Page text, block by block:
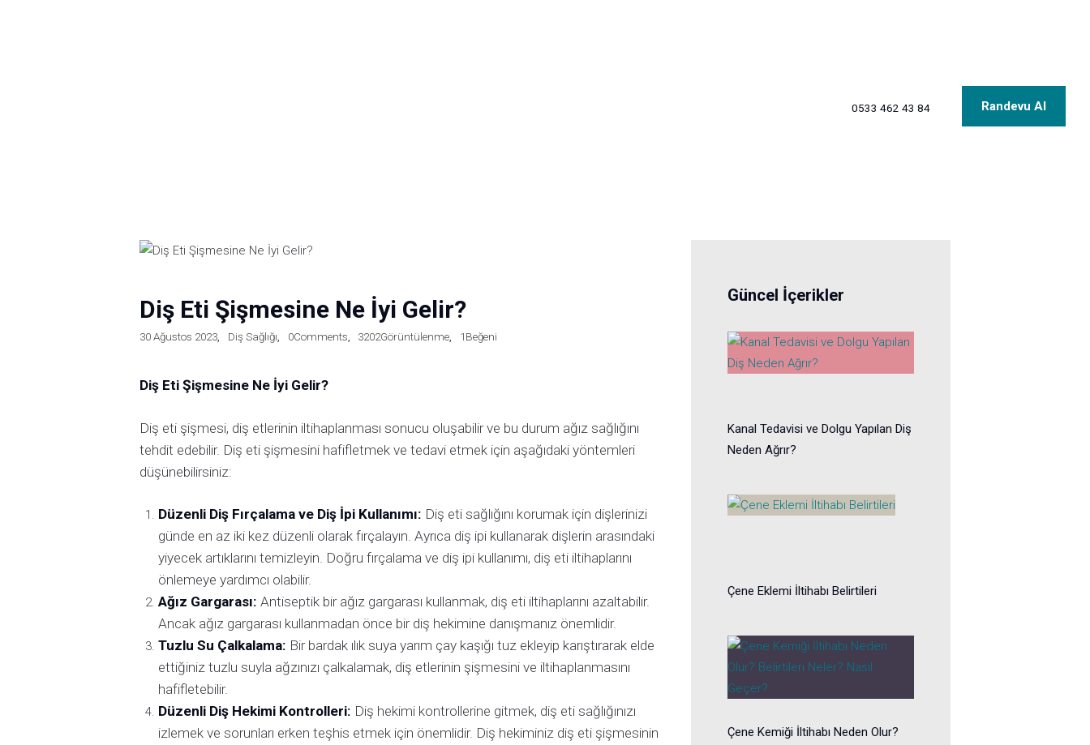
0533 462 43 84 Randevu Al
Basın
Diş Eti Şişmesine Ne İyi Gelir?
30 Ağustos 2023 Diş Sağlığı 0Comments 3202Görüntülenme 1Beğeni
Diş Eti Şişmesine Ne İyi Gelir?
Diş eti şişmesi, diş etlerinin iltihaplanması sonucu oluşabilir ve bu durum ağız sağlığını
tehdit edebilir. Diş eti şişmesini hafifletmek ve tedavi etmek için aşağıdaki yöntemleri
düşünebilirsiniz:
Düzenli Diş Fırçalama ve Diş İpi Kullanımı: Diş eti sağlığını korumak için dişlerinizi
günde en az iki kez düzenli olarak fırçalayın. Ayrıca diş ipi kullanarak dişlerin arasındaki
yiyecek artıklarını temizleyin. Doğru fırçalama ve diş ipi kullanımı, diş eti iltihaplarını
önlemeye yardımcı olabilir.
Ağız Gargarası: Antiseptik bir ağız gargarası kullanmak, diş eti iltihaplarını azaltabilir.
Ancak ağız gargarası kullanmadan önce bir diş hekimine danışmanız önemlidir.
Tuzlu Su Çalkalama: Bir bardak ılık suya yarım çay kaşığı tuz ekleyip karıştırarak elde
ettiğiniz tuzlu suyla ağzınızı çalkalamak, diş etlerinin şişmesini ve iltihaplanmasını
hafifletebilir.
Düzenli Diş Hekimi Kontrolleri: Diş hekimi kontrollerine gitmek, diş eti sağlığınızı
izlemek ve sorunları erken teşhis etmek için önemlidir. Diş hekiminiz diş eti şişmesinin
Güncel İçerikler
Kanal Tedavisi ve Dolgu Yapılan Diş
Neden Ağrır?
Çene Eklemi İltihabı Belirtileri
Çene Kemiği İltihabı Neden Olur?